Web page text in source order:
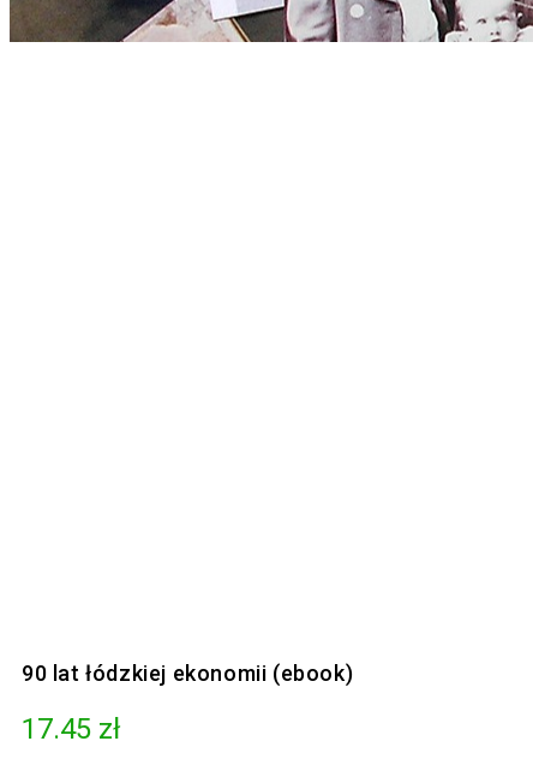
90 lat łódzkiej ekonomii (ebook)
17.45 zł